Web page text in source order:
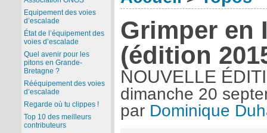
Grimper en
(édition
NOUVELLE
dimanche 20
par Dominique
Equipement des voies
d’escalade
État de l’équipement des
voies d’escalade
Quel avenir pour les
pitons en Grande-
Bretagne ?
Rééquipement des voies
d’escalade
Regarde où tu clippes !
Top 10 des meilleurs
contributeurs